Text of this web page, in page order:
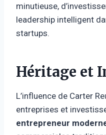
minutieuse,
leadership intelligent
startups.
Héritage et
L’influence de Carter
entreprises et
entrepreneur